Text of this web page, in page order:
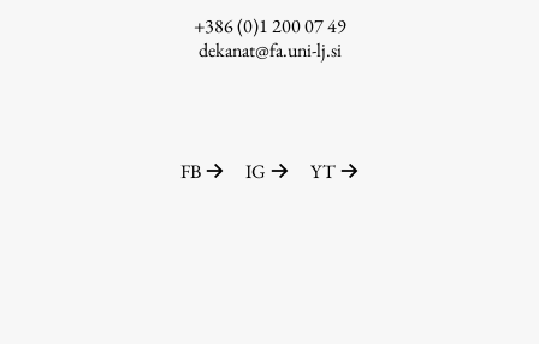
+386 (0)1 200 07 49
dekanat@fa.uni-lj.si
FB IG YT